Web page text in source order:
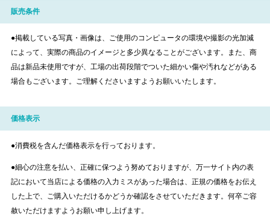
販売条件
●掲載している写真・画像は、ご使用のコンピュータの環境や撮影の光加減
によって、実際の商品のイメージと多少異なることがございます。また、商
品は新品未使用ですが、工場の出荷段階でついた細かい傷や汚れなどがある
場合もございます。ご理解くださいますようお願いいたします。
価格表示
●消費税を含んだ価格表示を行っております。
●細心の注意を払い、正確に保つよう努めておりますが、万一サイト内の表
記において当店による価格の入力ミスがあった場合は、正規の価格をお伝え
した上で、ご購入いただけるかどうか確認をさせていただきます。何卒ご容
赦いただけますようお願い申し上げます。